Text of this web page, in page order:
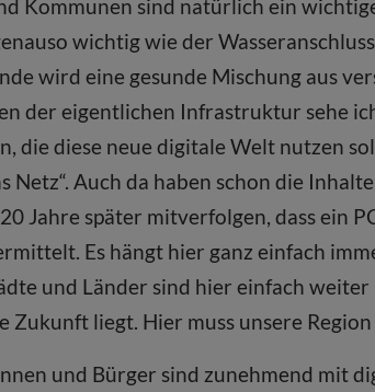
Kommunen sind natürlich ein
wichtig wie der
wird eine gesunde Mischung aus
der eigentlichen Infrastruktur sehe
die diese neue digitale Welt nutzen
Netz“. Auch da haben schon die
Jahre später mitverfolgen, dass ein
Es hängt hier ganz einfach
und Länder sind hier einfach
Zukunft liegt. Hier muss unsere
und Bürger sind zunehmend mit